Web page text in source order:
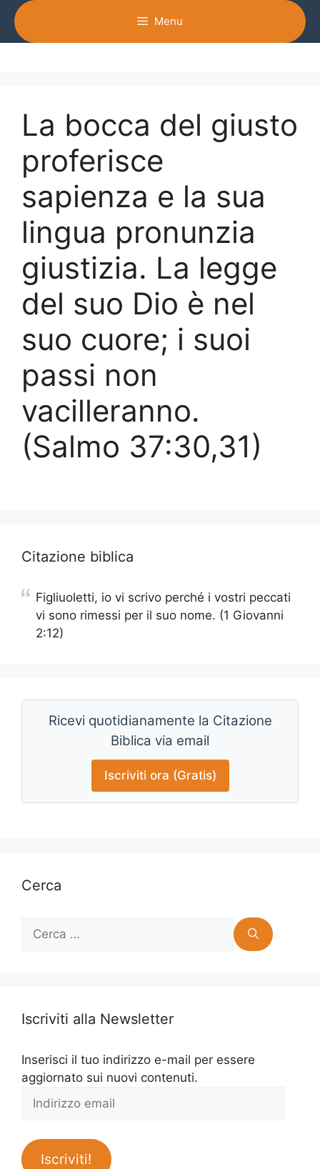
Vai
contenuto
Menu
La bocca del giusto
proferisce
sapienza e la sua
lingua pronunzia
giustizia. La legge
del suo Dio è nel
suo cuore; i suoi
passi non
vacilleranno.
(Salmo 37:30,31)
Citazione biblica
Figliuoletti, io vi scrivo perché i vostri peccati
vi sono rimessi per il suo nome. (1 Giovanni
2:12)
Ricevi quotidianamente la Citazione
Biblica via email
Iscriviti ora (Gratis)
Cerca
Ricerca
Iscriviti alla Newsletter
Inserisci il tuo indirizzo e-mail per essere
aggiornato sui nuovi contenuti.
Indirizzo
Iscriviti!